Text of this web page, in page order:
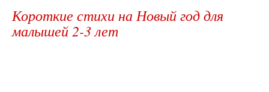
Короткие стихи на Новый год для
малышей 2-3 лет